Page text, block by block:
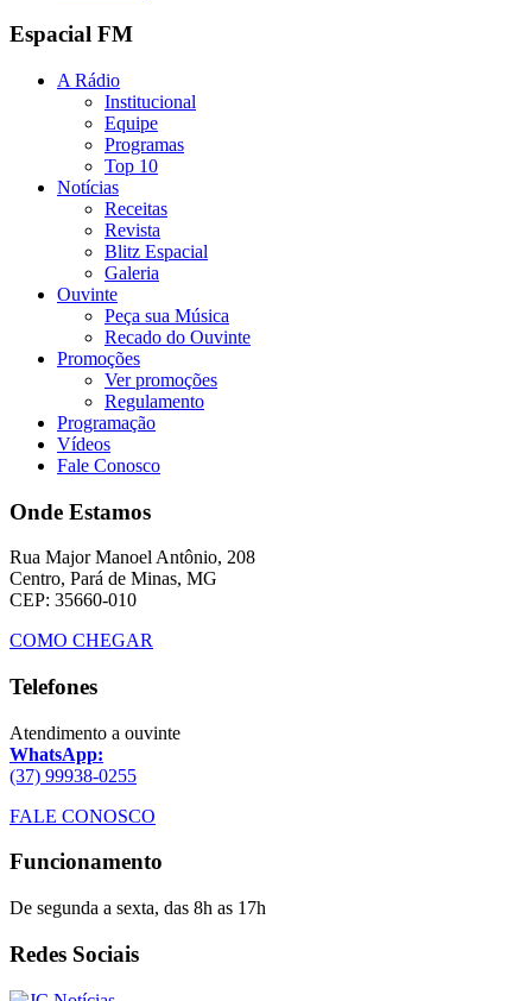
Espacial FM
A Rádio
Institucional
Equipe
Programas
Top 10
Notícias
Receitas
Revista
Blitz Espacial
Galeria
Ouvinte
Peça sua Música
Recado do Ouvinte
Promoções
Ver promoções
Regulamento
Programação
Vídeos
Fale Conosco
Onde Estamos
Rua Major Manoel Antônio, 208
Centro, Pará de Minas, MG
CEP: 35660-010
COMO CHEGAR
Telefones
Atendimento a ouvinte
WhatsApp:
(37) 99938-0255
FALE CONOSCO
Funcionamento
De segunda a sexta, das 8h as 17h
Redes Sociais